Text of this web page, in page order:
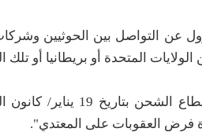
عن التواصل بين الحوثيين
المتحدة أو بريطانيا أو
وقال في رسالة بالبريد
فرض العقوبات على المعتدي".